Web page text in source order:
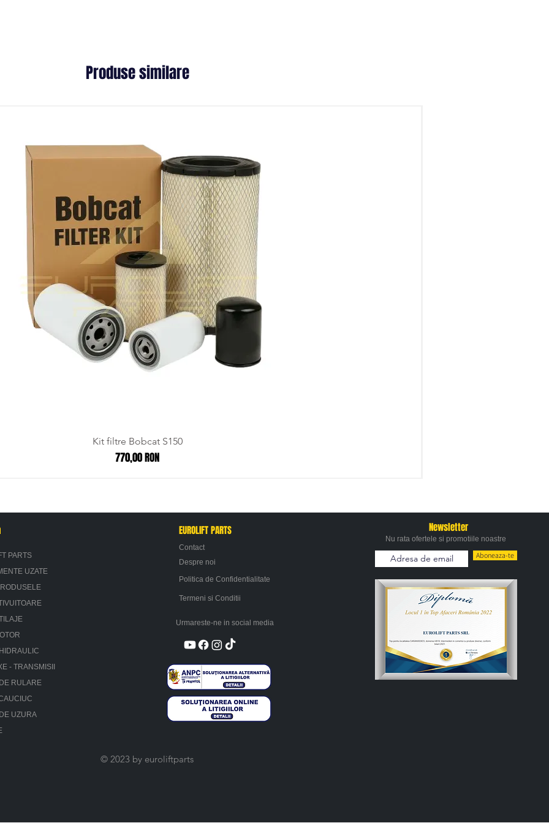
Produse similare
Kit filtre Bobcat S150
Preț
770,00 RON
PARTS
UZATE
- TRANSMISII
RULARE
UZURA
EUROLIFT PARTS
Contact
Despre noi
Politica de Confidentialitate
Termeni si Conditii
Urmareste-ne in social media
Newsletter
Nu rata ofertele si promotiile noastre
Aboneaza-te
© 2023 by euroliftparts